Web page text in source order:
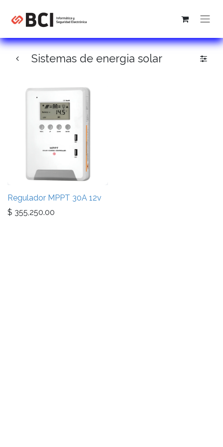
Sistemas de energia solar
Regulador MPPT 30A 12v
$ 355,250.00